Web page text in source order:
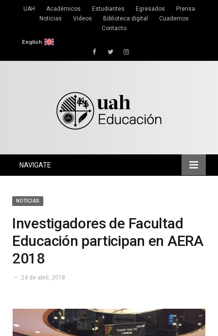
UAH Académicos Estudiantes Egresados
Prensa
Noticias
Videos Biblioteca digital
Cuadernos
Contacto
English
FacebookTwitterInstagram
NAVIGATE
NOTICIAS
Investigadores de Facultad
Educación participan en AERA
2018
24 de abril, 2018